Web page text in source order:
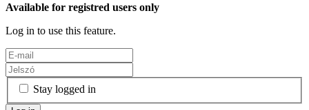
Available for registred users only
Log in to use this feature.
Stay logged in